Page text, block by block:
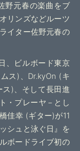
野元春の楽曲をブ
リンズなどルーツ
イター佐野元春の
、ビルボード東京
ス)、Dr.kyOn (キ
)、そして長田進
・プレーヤ－とし
佳幸 (ギター)が11
シュと泳ぐ日』を
ボードライブ初の